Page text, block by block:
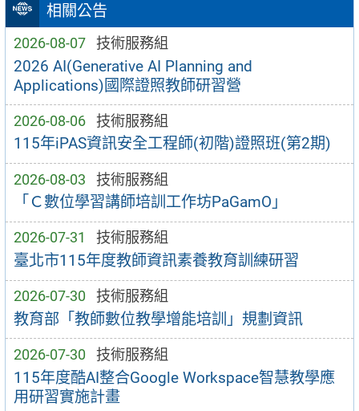
相關公告
2026-08-07 技術服務組
2026 AI(Generative AI Planning and
Applications)國際證照教師研習營
2026-08-06 技術服務組
115年iPAS資訊安全工程師(初階)證照班(第2期)
2026-08-03 技術服務組
「Ｃ數位學習講師培訓工作坊PaGamO」
2026-07-31 技術服務組
臺北市115年度教師資訊素養教育訓練研習
2026-07-30 技術服務組
教育部「教師數位教學增能培訓」規劃資訊
2026-07-30 技術服務組
115年度酷AI整合Google Workspace智慧教學應
用研習實施計畫